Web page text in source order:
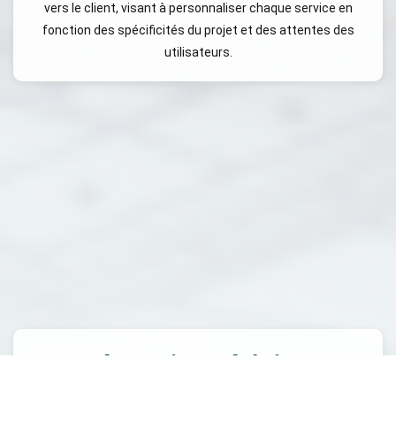
vers le client, visant à personnaliser chaque service en
fonction des spécificités du projet et des attentes des
utilisateurs.
BET thermique bâtiment :